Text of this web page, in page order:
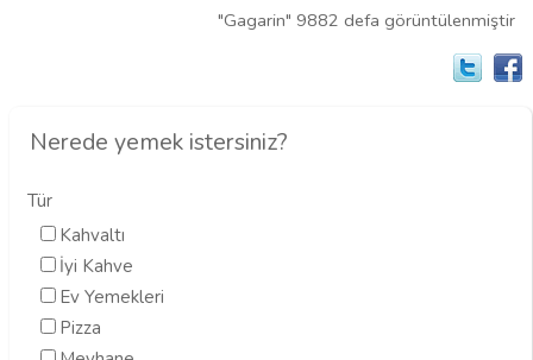
"Gagarin" 9882 defa görüntülenmiştir
Nerede yemek istersiniz?
Tür
Kahvaltı
İyi Kahve
Ev Yemekleri
Pizza